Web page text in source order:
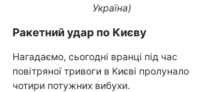
Україна)
Ракетний удар по Києву
Нагадаємо, сьогодні вранці під час
повітряної тривоги в Києві пролунало
чотири потужних вибухи.